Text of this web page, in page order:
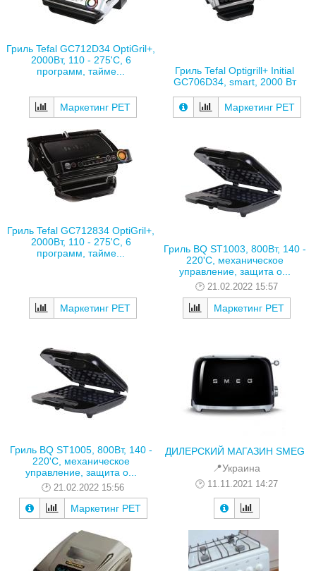
Гриль Tefal GC712D34 OptiGril+,
2000Вт, 110 - 275'C, 6
программ, тайме...
Маркетинг РЕТ
Гриль Tefal Optigrill+ Initial
GC706D34, smart, 2000 Вт
Маркетинг РЕТ
Гриль Tefal GC712834 OptiGril+,
2000Вт, 110 - 275'C, 6
программ, тайме...
Маркетинг РЕТ
Гриль BQ ST1003, 800Вт, 140 -
220'С, механическое
управление, защита о...
21.02.2022 15:57
Маркетинг РЕТ
Гриль BQ ST1005, 800Вт, 140 -
220'С, механическое
управление, защита о...
21.02.2022 15:56
Маркетинг РЕТ
ДИЛЕРСКИЙ МАГАЗИН SMEG
📍Украина
11.11.2021 14:27